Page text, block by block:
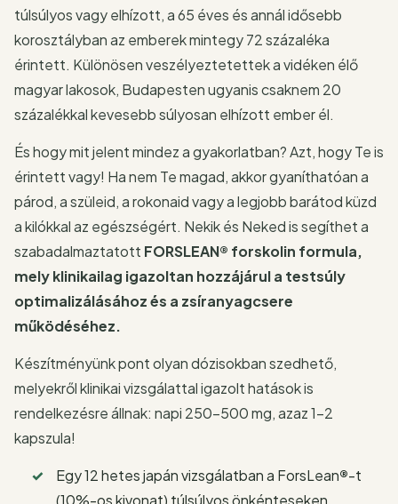
túlsúlyos vagy elhízott, a 65 éves és annál idősebb
korosztályban az emberek mintegy 72 százaléka
érintett. Különösen veszélyeztetettek a vidéken élő
magyar lakosok, Budapesten ugyanis csaknem 20
százalékkal kevesebb súlyosan elhízott ember él.
És hogy mit jelent mindez a gyakorlatban? Azt, hogy Te is
érintett vagy! Ha nem Te magad, akkor gyaníthatóan a
párod, a szüleid, a rokonaid vagy a legjobb barátod küzd
a kilókkal az egészségért. Nekik és Neked is segíthet a
szabadalmaztatott FORSLEAN® forskolin formula,
mely klinikailag igazoltan hozzájárul a testsúly
optimalizálásához és a zsíranyagcsere
működéséhez.
Készítményünk pont olyan dózisokban szedhető,
melyekről klinikai vizsgálattal igazolt hatások is
rendelkezésre állnak: napi 250-500 mg, azaz 1-2
kapszula!
Egy 12 hetes japán vizsgálatban a ForsLean®-t
(10%-os kivonat) túlsúlyos önkénteseken